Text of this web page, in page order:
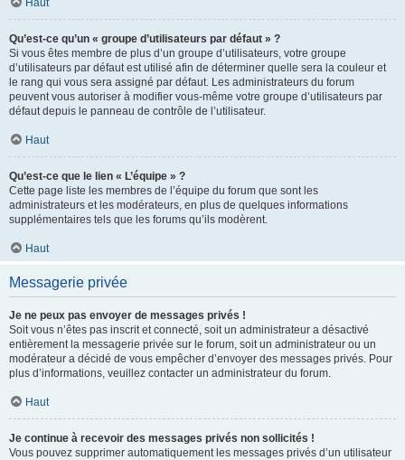
Haut
Qu’est-ce qu’un « groupe d’utilisateurs par défaut » ?
Si vous êtes membre de plus d’un groupe d’utilisateurs, votre groupe
d’utilisateurs par défaut est utilisé afin de déterminer quelle sera la couleur et
le rang qui vous sera assigné par défaut. Les administrateurs du forum
peuvent vous autoriser à modifier vous-même votre groupe d’utilisateurs par
défaut depuis le panneau de contrôle de l’utilisateur.
Haut
Qu’est-ce que le lien « L’équipe » ?
Cette page liste les membres de l’équipe du forum que sont les
administrateurs et les modérateurs, en plus de quelques informations
supplémentaires tels que les forums qu’ils modèrent.
Haut
Messagerie privée
Je ne peux pas envoyer de messages privés !
Soit vous n’êtes pas inscrit et connecté, soit un administrateur a désactivé
entièrement la messagerie privée sur le forum, soit un administrateur ou un
modérateur a décidé de vous empêcher d’envoyer des messages privés. Pour
plus d’informations, veuillez contacter un administrateur du forum.
Haut
Je continue à recevoir des messages privés non sollicités !
Vous pouvez supprimer automatiquement les messages privés d’un utilisateur